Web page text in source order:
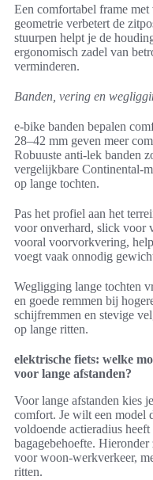
Een comfortabel frame
geometrie verbetert de
stuurpen helpt je de
ergonomisch zadel van
verminderen.
Banden, vering en
e-bike banden bepalen
28–42 mm geven meer
Robuuste anti-lek banden
vergelijkbare Continental-
op lange tochten.
Pas het profiel aan het
voor onverhard, slick voor
vooral voorvorkvering,
voegt vaak onnodig
Wegligging lange tochten
en goede remmen bij
schijfremmen en stevige
op lange ritten.
elektrische fiets: welke
voor lange afstanden?
Voor lange afstanden kies
comfort. Je wilt een model
voldoende actieradius
bagagebehoefte.
voor woon-werkverkeer,
ritten.